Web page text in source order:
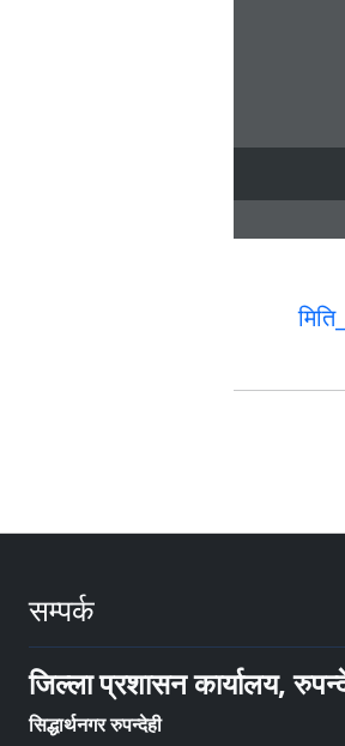
सम्पर्क
जिल्ला प्रशासन कार्यालय,
सिद्धार्थनगर रुपन्देही